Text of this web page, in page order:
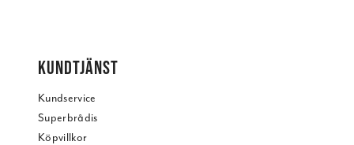
KUNDTJÄNST
Kundservice
Superbrådis
Köpvillkor